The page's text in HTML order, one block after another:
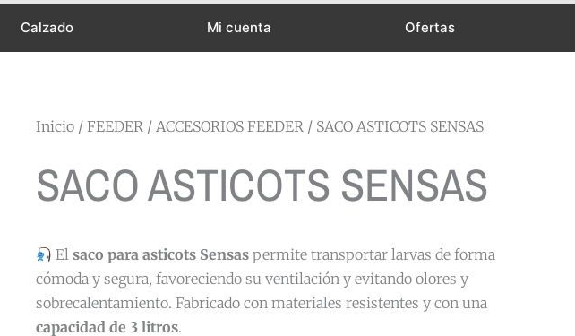
Calzado Mi cuenta Ofertas
Inicio / FEEDER / ACCESORIOS FEEDER / SACO ASTICOTS SENSAS
SACO ASTICOTS SENSAS
Elsaco para asticots Sensas permite transportar larvas de forma
cómoda y segura, favoreciendo su ventilación y evitando olores y
sobrecalentamiento. Fabricado con materiales resistentes y con una
capacidad de 3 litros.